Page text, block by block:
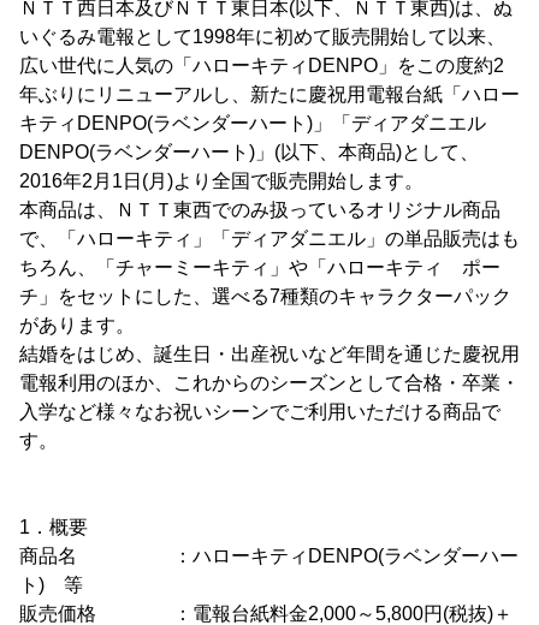
ＮＴＴ西日本及びＮＴＴ東日本(以下、ＮＴＴ東西)は、ぬ
いぐるみ電報として1998年に初めて販売開始して以来、
広い世代に人気の「ハローキティDENPO」をこの度約2
年ぶりにリニューアルし、新たに慶祝用電報台紙「ハロー
キティDENPO(ラベンダーハート)」「ディアダニエル
DENPO(ラベンダーハート)」(以下、本商品)として、
2016年2月1日(月)より全国で販売開始します。
本商品は、ＮＴＴ東西でのみ扱っているオリジナル商品
で、「ハローキティ」「ディアダニエル」の単品販売はも
ちろん、「チャーミーキティ」や「ハローキティ ポー
チ」をセットにした、選べる7種類のキャラクターパック
があります。
結婚をはじめ、誕生日・出産祝いなど年間を通じた慶祝用
電報利用のほか、これからのシーズンとして合格・卒業・
入学など様々なお祝いシーンでご利用いただける商品で
す。
1．概要
商品名 ：ハローキティDENPO(ラベンダーハー
ト) 等
販売価格 ：電報台紙料金2,000～5,800円(税抜)＋